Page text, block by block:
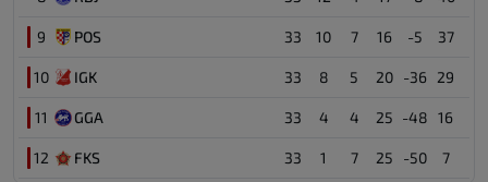
9 POS 33 10 7 16 -5 37
10 IGK 33 8 5 20 -36 29
11 GGA 33 4 4 25 -48 16
12 FKS 33 1 7 25 -50 7